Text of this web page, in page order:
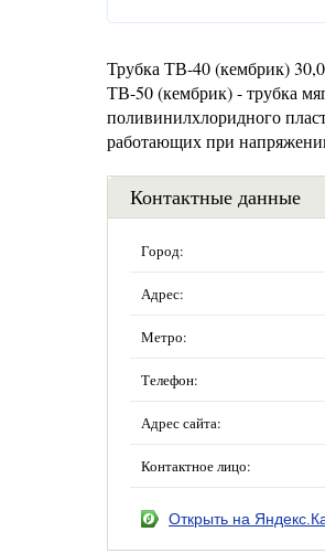
Трубка ТВ-40 (кембрик)
ТВ-50 (кембрик) - трубка
поливинилхлоридного
работающих при
Контактные данные
Город:
Адрес:
Метро:
Телефон:
Адрес сайта:
Контактное лицо:
Открыть на